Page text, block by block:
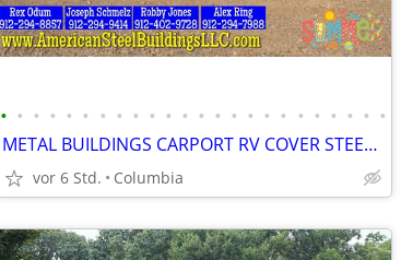
• • • • • • • • • • • • • • • • • • • • • • • •
METAL BUILDINGS CARPORT RV COVER STEEL GARAGE UTILITY SHED POLE BARN
vor 6 Std. Columbia